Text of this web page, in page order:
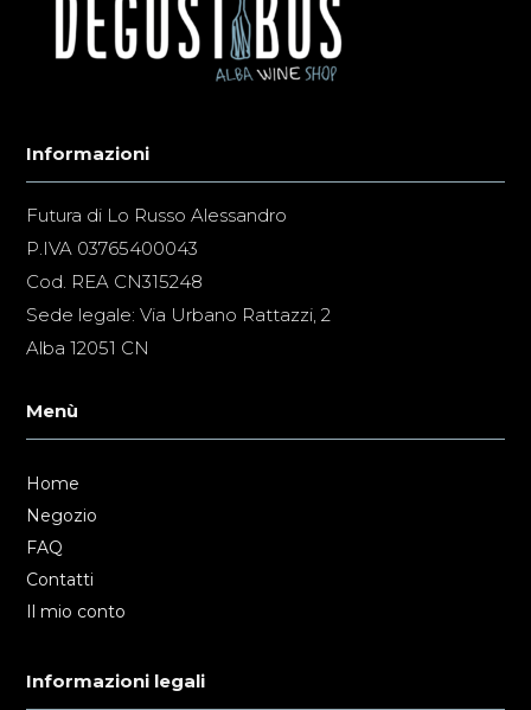
Informazioni
Futura di Lo Russo Alessandro
P.IVA 03765400043
Cod. REA CN315248
Sede legale: Via Urbano Rattazzi, 2
Alba 12051 CN
Menù
Home
Negozio
FAQ
Contatti
Il mio conto
Informazioni legali